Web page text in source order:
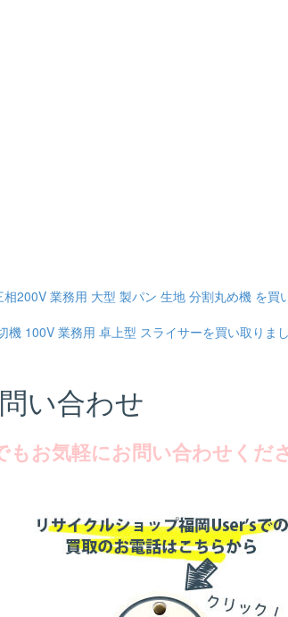
200V 業務用 大型 製パン 生地 分割丸め機 を買
機 100V 業務用 卓上型 スライサーを買い取りま
い合わせ
お気軽にお問い合わせくだ